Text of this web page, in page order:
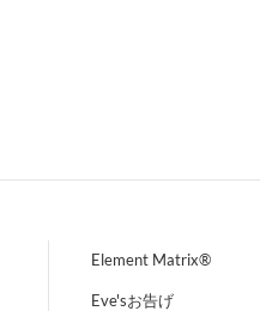
Element Matrix®
Eve'sお告げ